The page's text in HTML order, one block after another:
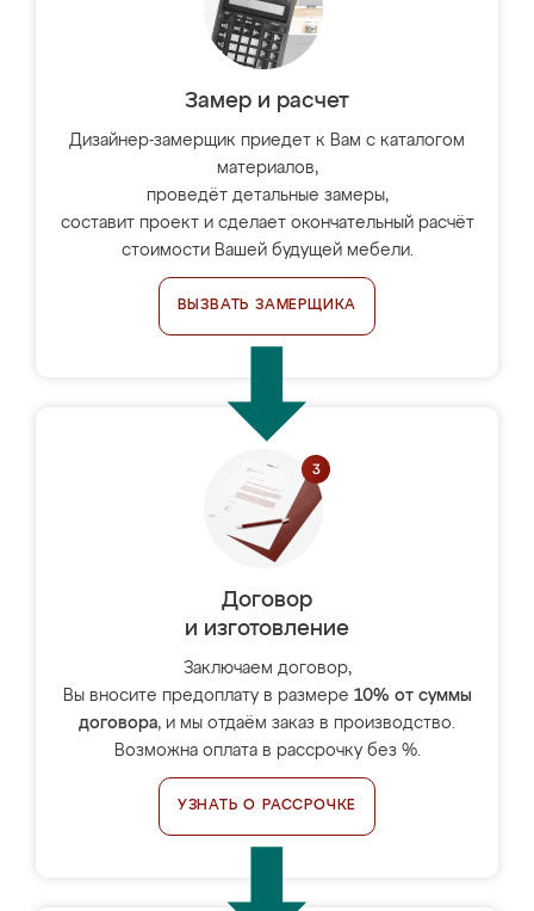
Замер и расчет
Дизайнер-замерщик приедет к Вам с каталогом
материалов,
проведёт детальные замеры,
составит проект и сделает окончательный расчёт
стоимости Вашей будущей мебели.
ВЫЗВАТЬ ЗАМЕРЩИКА
Договор
и изготовление
Заключаем договор,
Вы вносите предоплату в размере 10% от суммы
договора, и мы отдаём заказ в производство.
Возможна оплата в рассрочку без %.
УЗНАТЬ О РАССРОЧКЕ